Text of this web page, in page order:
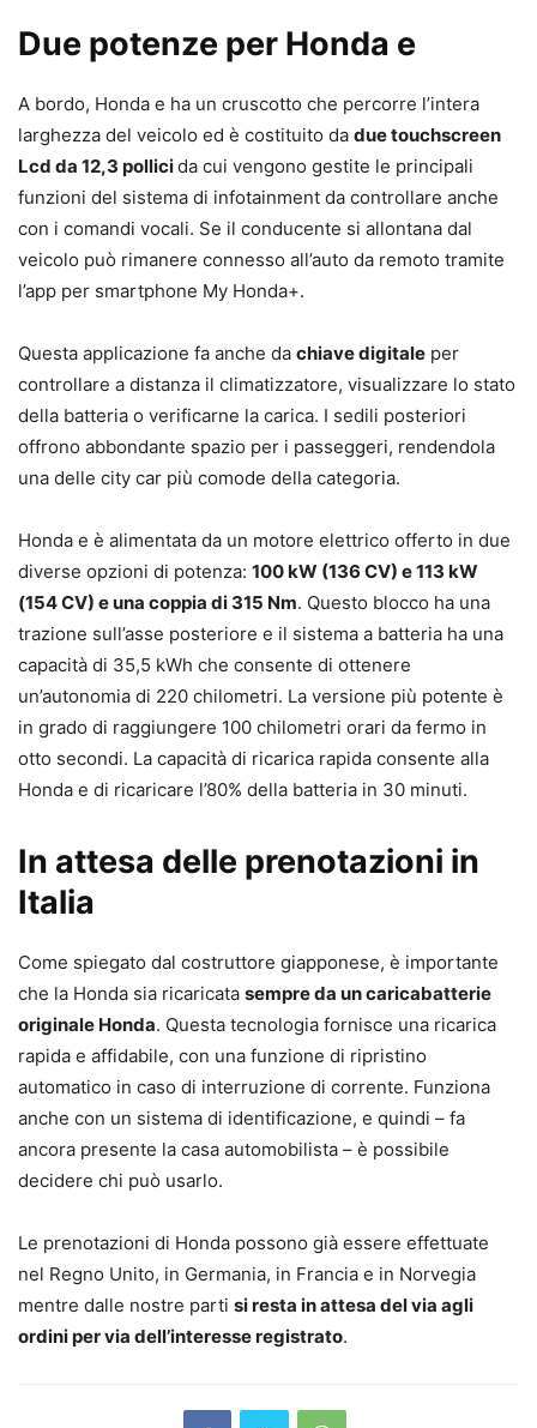
Due potenze per Honda e
A bordo, Honda e ha un cruscotto che percorre l’intera
larghezza del veicolo ed è costituito da due touchscreen
Lcd da 12,3 pollicida cui vengono gestite le principali
funzioni del sistema di infotainment da controllare anche
con i comandi vocali. Se il conducente si allontana dal
veicolo può rimanere connesso all’auto da remoto tramite
l’app per smartphone My Honda+.
Questa applicazione fa anche da chiave digitale per
controllare a distanza il climatizzatore, visualizzare lo stato
della batteria o verificarne la carica. I sedili posteriori
offrono abbondante spazio per i passeggeri, rendendola
una delle city car più comode della categoria.
Honda e è alimentata da un motore elettrico offerto in due
diverse opzioni di potenza: 100 kW (136 CV) e 113 kW
(154 CV) e una coppia di 315 Nm. Questo blocco ha una
trazione sull’asse posteriore e il sistema a batteria ha una
capacità di 35,5 kWh che consente di ottenere
un’autonomia di 220 chilometri. La versione più potente è
in grado di raggiungere 100 chilometri orari da fermo in
otto secondi. La capacità di ricarica rapida consente alla
Honda e di ricaricare l’80% della batteria in 30 minuti.
In attesa delle prenotazioni in
Italia
Come spiegato dal costruttore giapponese, è importante
che la Honda sia ricaricata sempre da un caricabatterie
originale Honda. Questa tecnologia fornisce una ricarica
rapida e affidabile, con una funzione di ripristino
automatico in caso di interruzione di corrente. Funziona
anche con un sistema di identificazione, e quindi – fa
ancora presente la casa automobilista – è possibile
decidere chi può usarlo.
Le prenotazioni di Honda possono già essere effettuate
nel Regno Unito, in Germania, in Francia e in Norvegia
mentre dalle nostre parti si resta in attesa del via agli
ordini per via dell’interesse registrato.